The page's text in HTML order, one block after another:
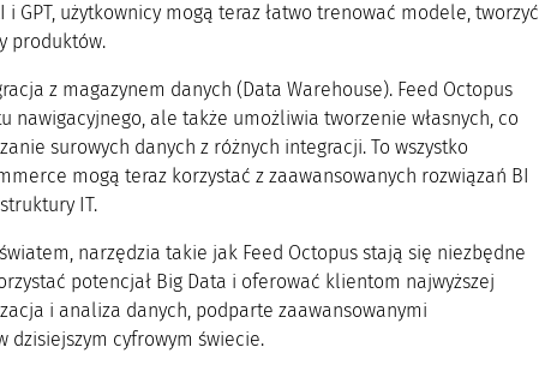
GPT, użytkownicy mogą teraz łatwo trenować modele, tworzyć
produktów.
z magazynem danych (Data Warehouse). Feed Octopus
ale także umożliwia tworzenie własnych, co
surowych danych z różnych integracji. To wszystko
mogą teraz korzystać z zaawansowanych rozwiązań BI
IT.
narzędzia takie jak Feed Octopus stają się niezbędne
potencjał Big Data i oferować klientom najwyższej
i analiza danych, podparte zaawansowanymi
dzisiejszym cyfrowym świecie.